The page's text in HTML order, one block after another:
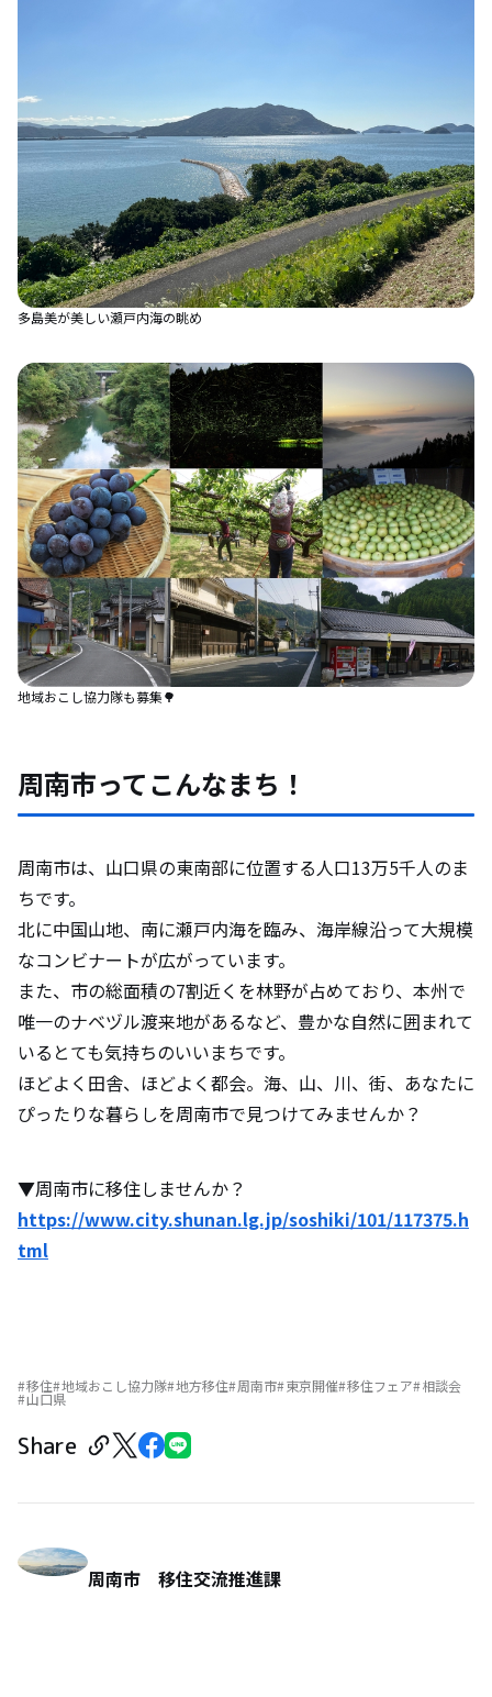
多島美が美しい瀬戸内海の眺め
地域おこし協力隊も募集🌳
周南市ってこんなまち！
周南市は、山口県の東南部に位置する人口13万5千人のま
ちです。
北に中国山地、南に瀬戸内海を臨み、海岸線沿って大規模
なコンビナートが広がっています。
また、市の総面積の7割近くを林野が占めており、本州で
唯一のナベヅル渡来地があるなど、豊かな自然に囲まれて
いるとても気持ちのいいまちです。
ほどよく田舎、ほどよく都会。海、山、川、街、あなたに
ぴったりな暮らしを周南市で見つけてみませんか？
▼周南市に移住しませんか？
https://www.city.shunan.lg.jp/soshiki/101/117375.h
tml
移住 地域おこし協力隊 地方移住 周南市 東京開催 移住フェア 相談会
山口県
Share
周南市 移住交流推進課